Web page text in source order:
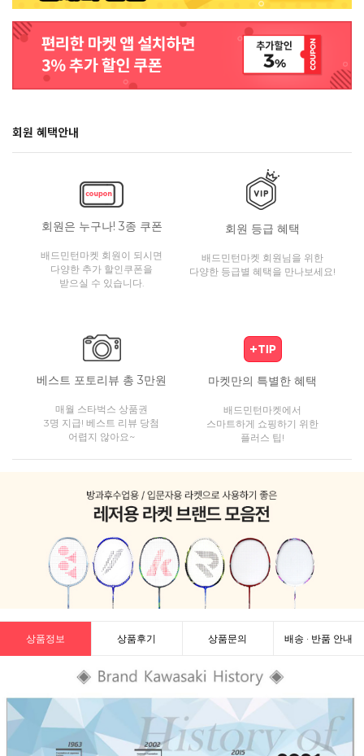
회원 혜택안내
회원은 누구나! 3종 쿠폰
배드민턴마켓 회원이 되시면
다양한 추가 할인쿠폰을
받으실 수 있습니다.
회원 등급 혜택
배드민턴마켓 회원님을 위한
다양한 등급별 혜택을 만나보세요!
베스트 포토리뷰 총 3만원
매월 스타벅스 상품권
3명 지급! 베스트 리뷰 당첨
어렵지 않아요~
마켓만의 특별한 혜택
배드민턴마켓에서
스마트하게 쇼핑하기 위한
플러스 팁!
상품정보 상품후기 상품문의 배송 · 반품 안내